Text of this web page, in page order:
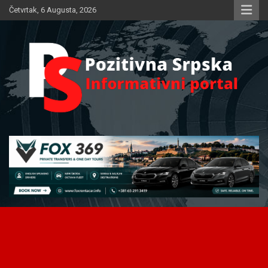
Skip
to
Četvrtak, 6 Augusta, 2026
Pozitivna Srpska